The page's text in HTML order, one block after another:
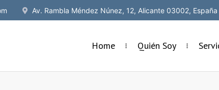
Av. Rambla Méndez Núnez, 12, Alicante 03002, España
Home Quién Soy